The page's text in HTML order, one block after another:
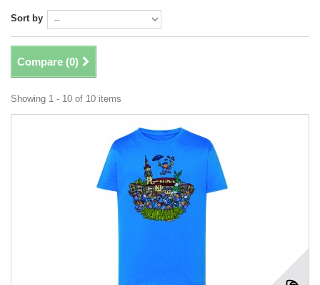
Sort by
Compare (0)
Showing 1 - 10 of 10 items